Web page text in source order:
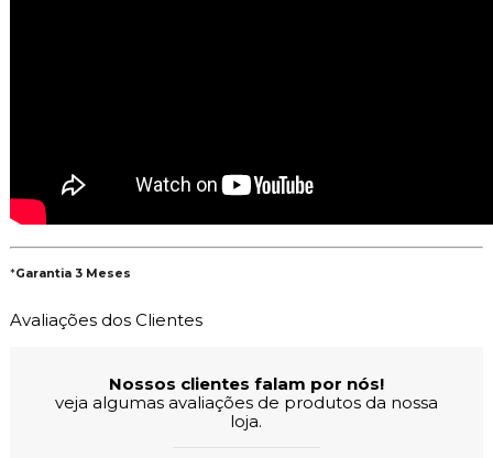
*Garantia 3 Meses
Avaliações dos Clientes
Nossos clientes falam por nós!
veja algumas avaliações de produtos da nossa
loja.